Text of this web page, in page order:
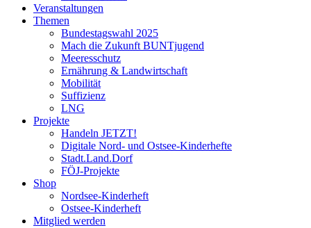
Veranstaltungen
Themen
Bundestagswahl 2025
Mach die Zukunft BUNTjugend
Meeresschutz
Ernährung & Landwirtschaft
Mobilität
Suffizienz
LNG
Projekte
Handeln JETZT!
Digitale Nord- und Ostsee-Kinderhefte
Stadt.Land.Dorf
FÖJ-Projekte
Shop
Nordsee-Kinderheft
Ostsee-Kinderheft
Mitglied werden